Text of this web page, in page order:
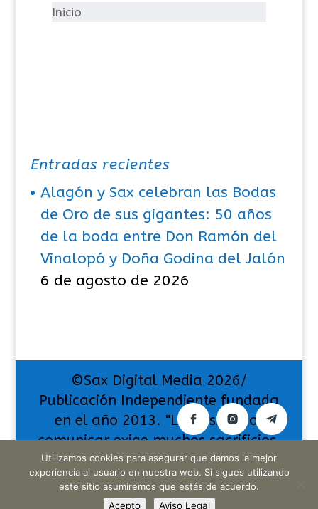
íInicio
Entradas recientes
Alagón y Sax celebran las Bodas
de Oro de sus gigantes: 50 años
de la boda entre Don Ramón del
Vinalopó y Doña Godina del Jalón
6 de agosto de 2026
©Sax Digital Media 2026/
Publicación Independiente fundada
en el año 2013. "La pasión por
comunicar exige muchos sacrificios,
pero también da muchas
satisfacciones".
Utilizamos cookies para asegurar que damos la mejor
experiencia al usuario en nuestra web. Si sigues utilizando
este sitio asumiremos que estás de acuerdo.
Acepto
Aviso Legal